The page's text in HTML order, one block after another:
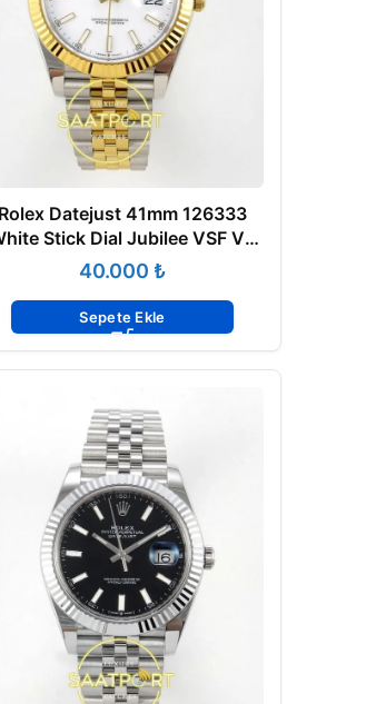
Rolex Datejust 41mm 126333
Stick Dial Jubilee VSF V3
Eta Saat₺
Sepete Ekle